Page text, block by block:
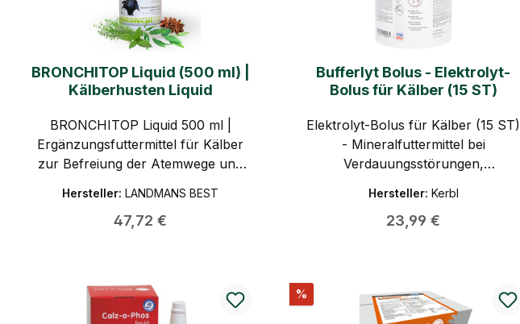
BRONCHITOP Liquid (500 ml) |
Kälberhusten Liquid
BRONCHITOP Liquid 500 ml |
Ergänzungsfuttermittel für Kälber
zur Befreiung der Atemwege und
Hersteller: LANDMANS BEST
Regulärer Preis:
47,72 €
Bufferlyt Bolus - Elektrolyt-
Bolus für Kälber (15 ST)
Elektrolyt-Bolus für Kälber (15 ST)
- Mineralfuttermittel bei
Verdauungsstörungen,
Hersteller: Kerbl
Regulärer Preis:
23,99 €
%Rabatt